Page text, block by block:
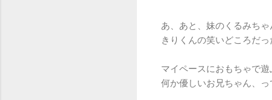
あ、あと、妹のくるみちゃ
きりくんの笑いどころだっ
マイペースにおもちゃで
何か優しいお兄ちゃん、っ